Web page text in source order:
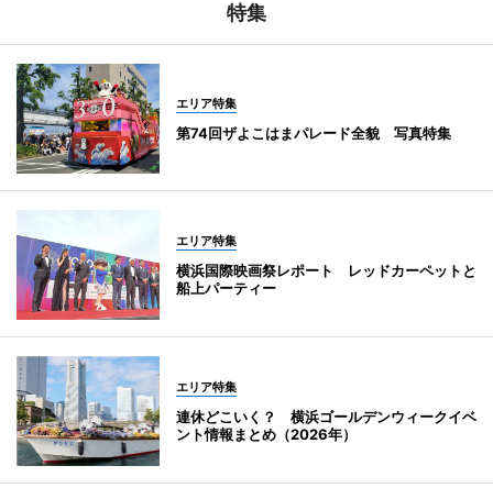
特集
エリア特集
第74回ザよこはまパレード全貌 写真特集
エリア特集
横浜国際映画祭レポート レッドカーペットと
船上パーティー
エリア特集
連休どこいく？ 横浜ゴールデンウィークイベ
ント情報まとめ（2026年）